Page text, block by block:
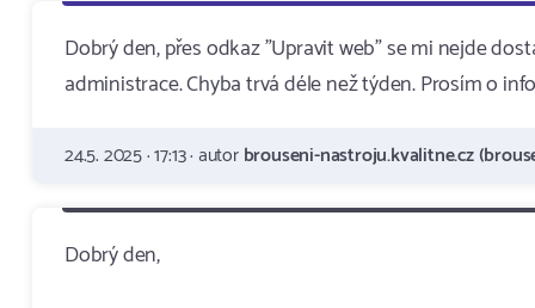
Dobrý den, přes odkaz "Upravit web" se mi nejde
administrace. Chyba trvá déle než týden. Prosím o
24.5. 2025 · 17:13 · autorbrouseni-nastroju.kvalitne.cz
Dobrý den,